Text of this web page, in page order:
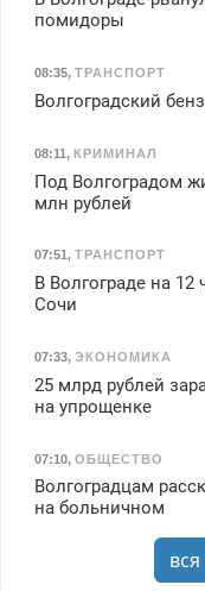
помидоры
08:35, ТРАНСПОРТ
Волгоградский
08:11, КРИМИНАЛ
Под Волгоградом
млн рублей
07:51, ТРАНСПОРТ
В Волгограде на
Сочи
07:33, ЭКОНОМИКА
25 млрд рублей
на упрощенке
07:10, ОБЩЕСТВО
Волгоградцам
на больничном